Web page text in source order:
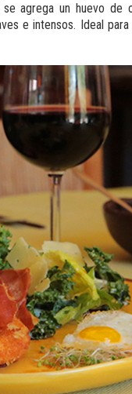
agrega un huevo de
e intensos. Ideal